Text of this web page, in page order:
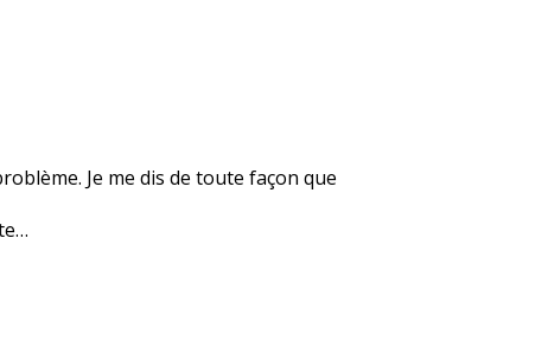
Je me dis de toute façon que